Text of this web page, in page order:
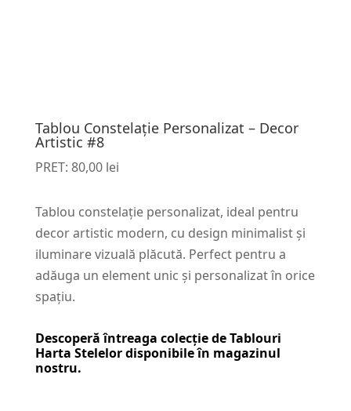
Tablou Constelație Personalizat – Decor
Artistic #8
PRET: 80,00 lei
Tablou constelație personalizat, ideal pentru
decor artistic modern, cu design minimalist și
iluminare vizuală plăcută. Perfect pentru a
adăuga un element unic și personalizat în orice
spațiu.
Descoperă întreaga colecție deTablouri
Harta Stelelordisponibile în magazinul
nostru.